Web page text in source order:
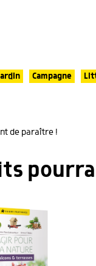
Campagne
de paraître !